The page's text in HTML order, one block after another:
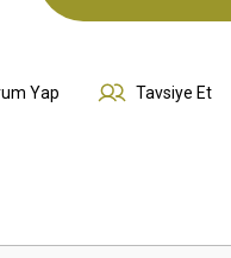
Yap Tavsiye Et